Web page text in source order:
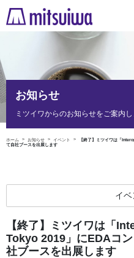
ホーム お知らせ イベント
【終了】ミツイワは「
て自社ブースを出展します
お知らせ
ミツイワからのお知らせをご案内し
【終了】ミツイワは「
Tokyo 2019」にEDAコ
社ブースを出展します
イベ